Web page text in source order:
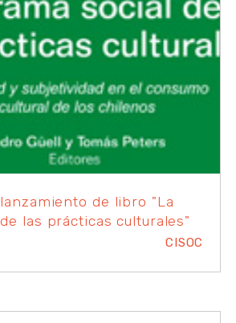
de libro "La
las prácticas culturales"
CISOC